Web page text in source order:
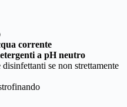
corrente
a pH neutro
se non strettamente